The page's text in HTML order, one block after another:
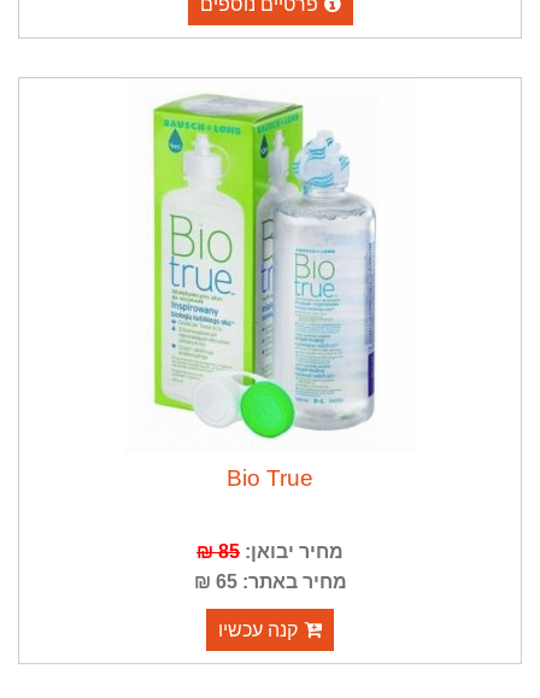
פרטיים נוספים
Bio True
מחיר יבואן: 85 ₪
מחיר באתר: 65 ₪
קנה עכשיו